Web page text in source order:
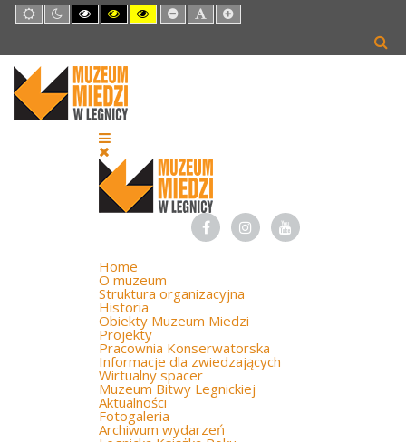
Default
mode
Night
mode
High
Contrast
mode
High
Contrast
mode
High
Contrast
mode
Set
Smaller
Set
Default
Set
Larger
Home
O muzeum
Struktura organizacyjna
Historia
Obiekty Muzeum Miedzi
Projekty
Pracownia Konserwatorska
Informacje dla zwiedzających
Wirtualny spacer
Muzeum Bitwy Legnickiej
Aktualności
Fotogaleria
Archiwum wydarzeń